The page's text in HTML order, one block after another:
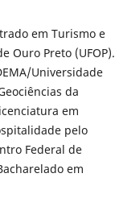
em Turismo e
Ouro Preto (UFOP).
Universidade
da
em
pelo
Federal de
em